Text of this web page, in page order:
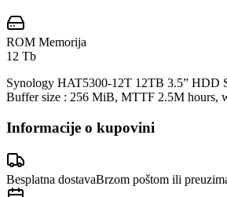
ROM Memorija
12 Tb
Synology HAT5300-12T 12TB 3.5” HDD
Buffer size : 256 MiB, MTTF 2.5M hours,
Informacije o kupovini
Besplatna dostavaBrzom poštom ili